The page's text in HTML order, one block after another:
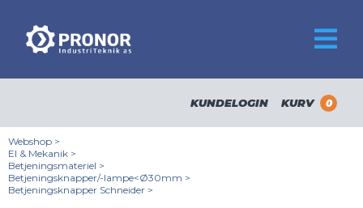
KUNDELOGIN KURV 0
Webshop >
El & Mekanik >
Betjeningsmateriel >
Betjeningsknapper/-lampe<Ø30mm >
Betjeningsknapper Schneider >